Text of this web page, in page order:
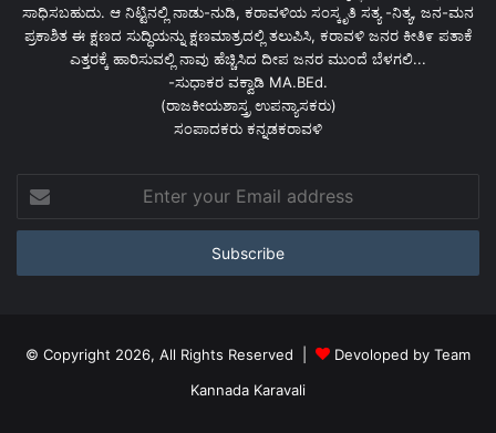
ಸಾಧಿಸಬಹುದು. ಆ ನಿಟ್ಟಿನಲ್ಲಿ ನಾಡು-ನುಡಿ, ಕರಾವಳಿಯ ಸಂಸ್ಕೃತಿ ಸತ್ಯ -ನಿತ್ಯ, ಜನ-ಮನ
ಪ್ರಕಾಶಿತ ಈ ಕ್ಷಣದ ಸುದ್ಧಿಯನ್ನು ಕ್ಷಣಮಾತ್ರದಲ್ಲಿ ತಲುಪಿಸಿ, ಕರಾವಳಿ ಜನರ ಕೀತಿ೯ ಪತಾಕೆ
ಎತ್ತರಕ್ಕೆ ಹಾರಿಸುವಲ್ಲಿ ನಾವು ಹೆಚ್ಚಿಸಿದ ದೀಪ ಜನರ ಮುಂದೆ ಬೆಳಗಲಿ...
-ಸುಧಾಕರ ವಕ್ವಾಡಿ MA.BEd.
(ರಾಜಕೀಯಶಾಸ್ತ್ರ ಉಪನ್ಯಾಸಕರು)
ಸಂಪಾದಕರು ಕನ್ನಡಕರಾವಳಿ
your
Email
© Copyright 2026, All Rights Reserved |
Devoloped by Team
Kannada Karavali